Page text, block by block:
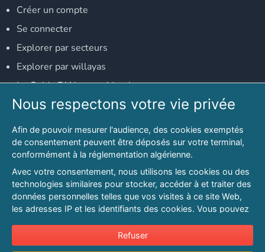
Créer un compte
Se connecter
Explorer par secteurs
Explorer par willayas
Le Guide D'Alger, guide-alger.com
NOS RÉSEAUX SOCIAUX
Notre page Facebook
Notre page LinkedIn
Notre page Instagram
Notre page Twitter
© 2026 PAGESMAGHREB.COM. ALL RIGHTS RESERVED
Nous respectons votre vie privée
Afin de pouvoir mesurer l'audience, des cookies exemptés
de consentement peuvent être déposés sur votre terminal,
conformément à la réglementation algérienne.
Avec votre consentement, nous utilisons les cookies ou des
technologies similaires pour stocker, accéder à et traiter des
données personnelles telles que vos visites à ce site Web,
les adresses IP et les identifiants des cookies. Vous pouvez
sur l'intérêt légitime à tout moment en cliquant sur « Refuser
».
Refuser